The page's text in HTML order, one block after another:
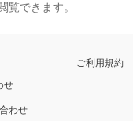
覧できます。
ご利用規約
せ
わせ